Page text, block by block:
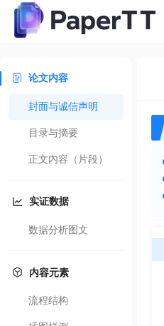
论文内容
封面与诚信声明
目录与摘要
正文内容（片段）
实证数据
数据分析图文
内容元素
流程结构